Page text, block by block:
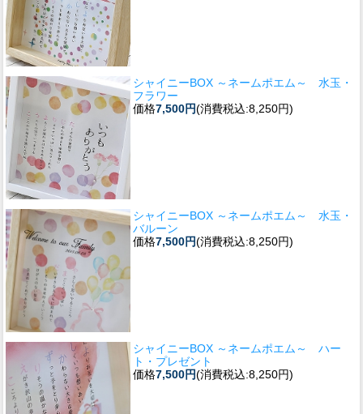
シャイニーBOX ～ネームポエム～ 水玉・
フラワー
価格7,500円(消費税込:8,250円)
シャイニーBOX ～ネームポエム～ 水玉・
バルーン
価格7,500円(消費税込:8,250円)
シャイニーBOX ～ネームポエム～ ハー
ト・プレゼント
価格7,500円(消費税込:8,250円)